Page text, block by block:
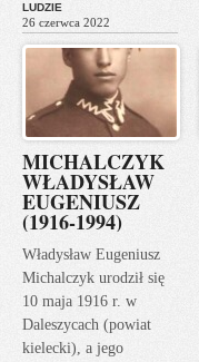
LUDZIE
26 czerwca 2022
MICHALCZYK
WŁADYSŁAW
EUGENIUSZ
(1916-1994)
Władysław Eugeniusz
Michalczyk urodził się
10 maja 1916 r. w
Daleszycach (powiat
kielecki), a jego